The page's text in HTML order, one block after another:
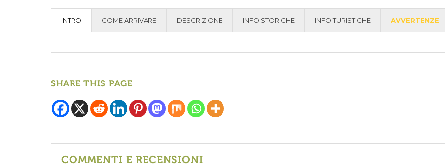
INTRO COME ARRIVARE DESCRIZIONE INFO STORICHE INFO TURISTICHE AVVERTENZE
SHARE THIS PAGE
COMMENTI E RECENSIONI